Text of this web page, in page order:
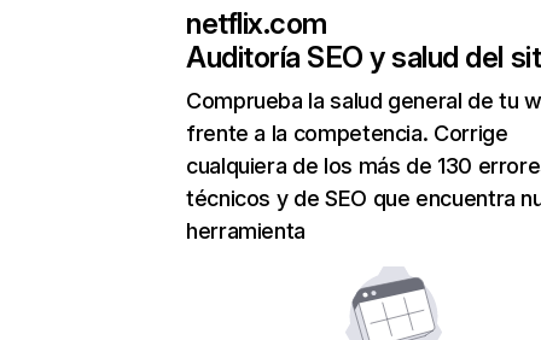
netflix.com
Auditoría SEO y salud del
Comprueba la salud general de tu
frente a la competencia. Corrige
cualquiera de los más de 130
técnicos y de SEO que encuentra
herramienta